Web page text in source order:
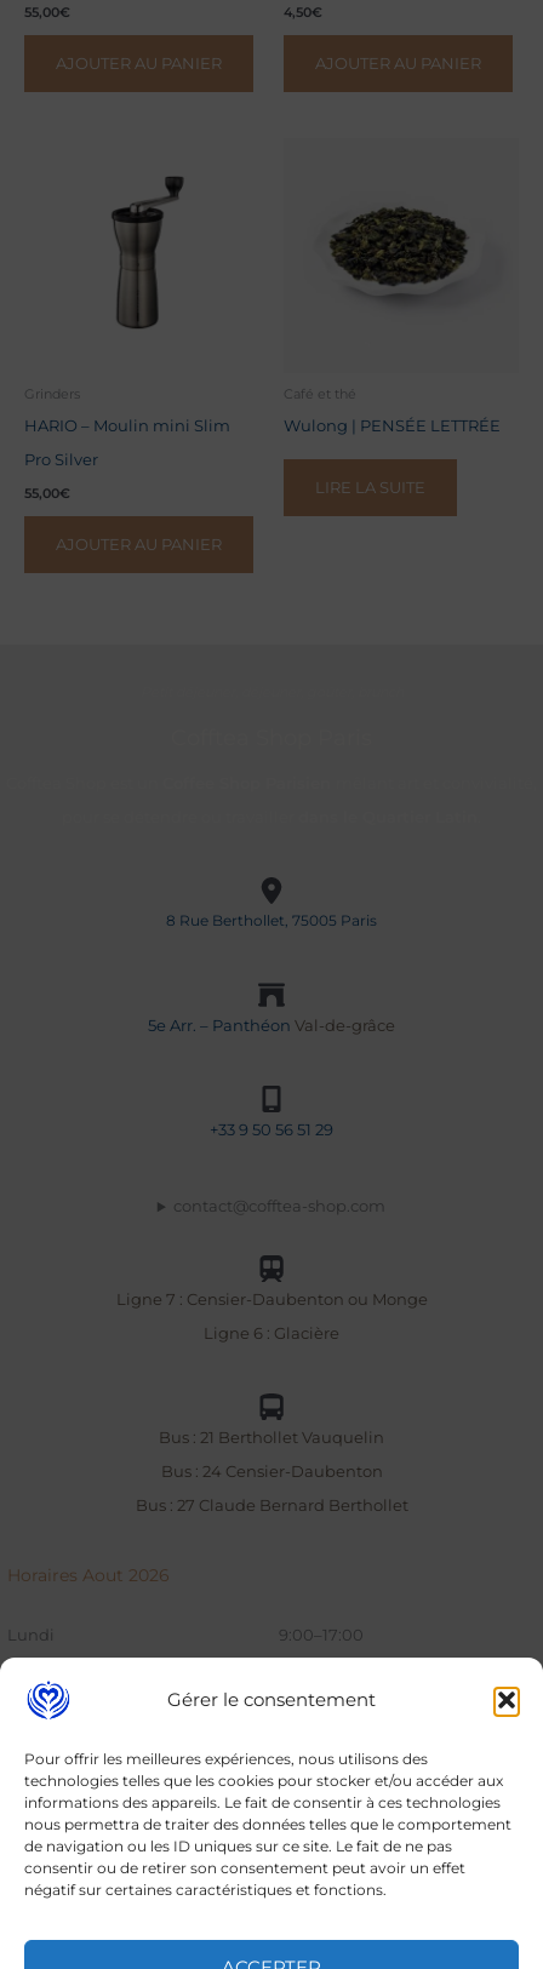
Gérer le consentement
Pour offrir les meilleures expériences, nous utilisons des
technologies telles que les cookies pour stocker et/ou accéder aux
informations des appareils. Le fait de consentir à ces technologies
nous permettra de traiter des données telles que le comportement
de navigation ou les ID uniques sur ce site. Le fait de ne pas
consentir ou de retirer son consentement peut avoir un effet
négatif sur certaines caractéristiques et fonctions.
55,00€
AJOUTER AU PANIER
4,50€
AJOUTER AU PANIER
Grinders
HARIO – Moulin mini Slim
Pro Silver
55,00€
AJOUTER AU PANIER
Café et thé
Wulong | PENSÉE LETTRÉE
LIRE LA SUITE
8 Rue Berthollet, 75005 Paris
5e Arr. – Panthéon Val-de-grâce
+339 50 56 51 29
contact@cofftea-shop.com
Ligne 7 : Censier-Daubenton ou Monge
Ligne 6 : Glacière
Bus : 21 Berthollet Vauquelin
Bus : 24 Censier-Daubenton
Bus : 27 Claude Bernard Berthollet
Horaires Aout 2026
Lundi 9:00–17:00
Mardi
Jeudi 9:00–17:00
Vendredi 9:00–17:00
Samedi 9:00–17:00